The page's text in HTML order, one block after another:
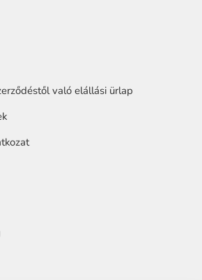
való elállási ürlap